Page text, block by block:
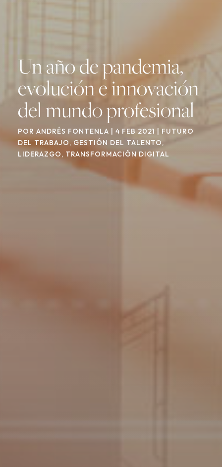
Un año de pandemia,
evolución e innovación
del mundo profesional
POR ANDRÉS FONTENLA | 4 FEB 2021 | FUTURO
DEL TRABAJO, GESTIÓN DEL TALENTO,
LIDERAZGO, TRANSFORMACIÓN DIGITAL